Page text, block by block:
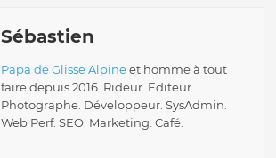
Sébastien
Papa de Glisse Alpineet homme à tout
faire depuis 2016. Rideur. Editeur.
Photographe. Développeur. SysAdmin.
Web Perf. SEO. Marketing. Café.